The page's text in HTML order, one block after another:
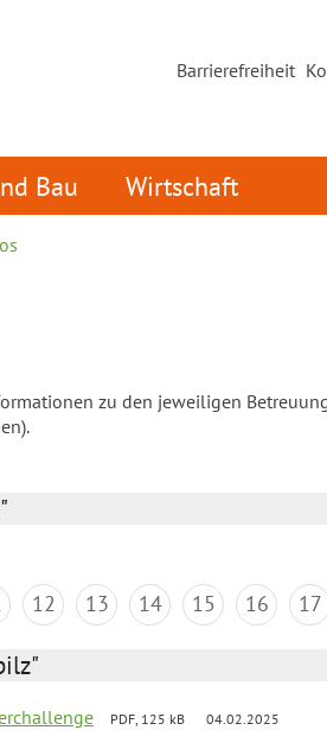
Barrierefreiheit
Bau Wirtschaft
zu den jeweiligen
12 13 14 15 16 17
PDF, 125 kB 04.02.2025